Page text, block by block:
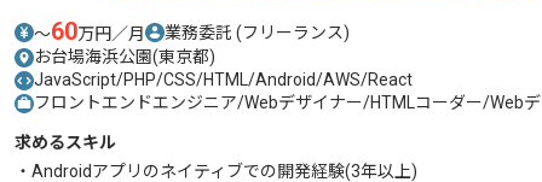
〜60万円／月 業務委託 (フリーランス)
お台場海浜公園(東京都)
JavaScript/PHP/CSS/HTML/Android/AWS/React
フロントエンドエンジニア/Webデザイナー/HTMLコーダー/Web
求めるスキル
・Androidアプリのネイティブでの開発経験(3年以上)